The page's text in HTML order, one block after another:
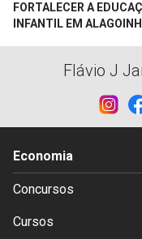
FORTALECER A
INFANTIL EM
Flávio J
Economia
Concursos
Cursos